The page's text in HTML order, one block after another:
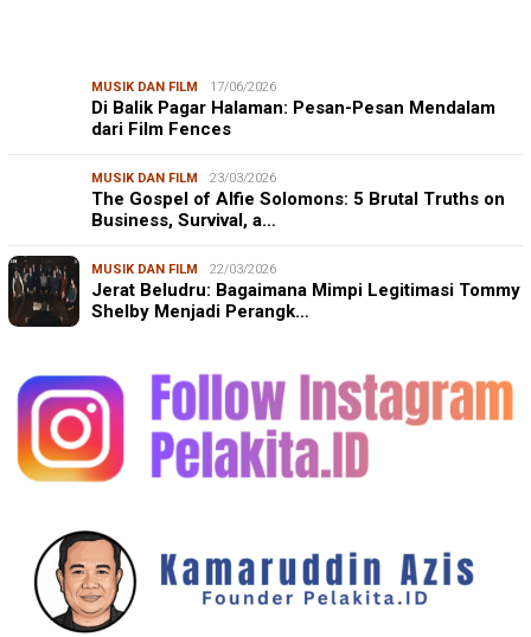
MUSIK DAN FILM 17/06/2026
Di Balik Pagar Halaman: Pesan-Pesan Mendalam
dari Film Fences
MUSIK DAN FILM 23/03/2026
The Gospel of Alfie Solomons: 5 Brutal Truths on
Business, Survival, a…
MUSIK DAN FILM 22/03/2026
Jerat Beludru: Bagaimana Mimpi Legitimasi Tommy
Shelby Menjadi Perangk…